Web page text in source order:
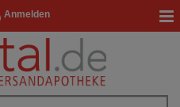
Anmelden